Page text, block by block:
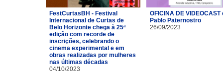
FestCurtasBH - Festival
Internacional de Curtas de
Belo Horizonte chega à 25ª
edição com recorde de
inscrições, celebrando o
cinema experimental e em
obras realizadas por mulheres
nas últimas décadas
04/10/2023
OFICINA DE VIDEOCAST
Pablo Paternostro
26/09/2023